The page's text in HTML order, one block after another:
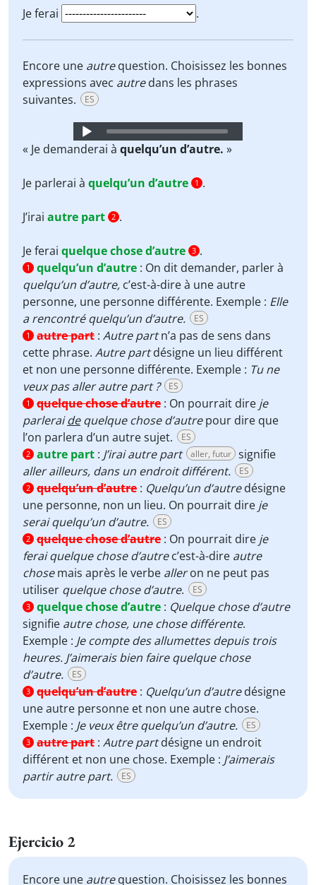
Je ferai .
Encore une autrequestion. Choisissez les bonnes
expressions avec autredans les phrases
suivantes.
ES
Audio
Player
« Je demanderai à quelqu’un d’autre. »
Je parlerai à quelqu’un d’autre 1 .
J’irai autre part 2 .
Je ferai quelque chose d’autre 3 .
1 quelqu’un d’autre : On dit demander, parler à
quelqu’un d’autre, c’est-à-dire à une autre
personne, une personne différente. Exemple : Elle
a rencontré quelqu’un d’autre.
ES
1 autre part : Autre partn’a pas de sens dans
cette phrase. Autre partdésigne un lieu différent
et non une personne différente. Exemple : Tu ne
veux pas aller autre part ?
ES
1 quelque chose d’autre : On pourrait dire je
parleraidequelque chose d’autrepour dire que
l’on parlera d’un autre sujet.
ES
2 autre part : J’irai autre part aller, futur signifie
aller ailleurs, dans un endroit différent.
ES
2 quelqu’un d’autre : Quelqu’un d’autredésigne
une personne, non un lieu. On pourrait dire je
serai quelqu’un d’autre.
ES
2 quelque chose d’autre : On pourrait dire je
ferai quelque chose d’autrec’est-à-dire autre
chosemais après le verbe alleron ne peut pas
utiliser quelque chose d’autre. ES
3 quelque chose d’autre : Quelque chose d’autre
signifie autre chose, une chose différente.
Exemple : Je compte des allumettes depuis trois
heures. J’aimerais bien faire quelque chose
d’autre.
ES
3 quelqu’un d’autre : Quelqu’un d’autredésigne
une autre personne et non une autre chose.
Exemple : Je veux être quelqu’un d’autre. ES
3 autre part : Autre partdésigne un endroit
différent et non une chose. Exemple : J’aimerais
partir autre part.
ES
Ejercicio 2
Encore une autrequestion. Choisissez les bonnes